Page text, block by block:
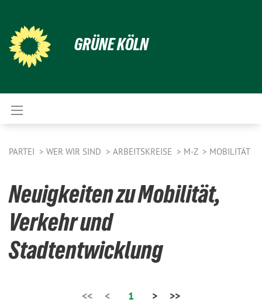
GRÜNE KÖLN
PARTEI WER WIR SIND ARBEITSKREISE M-Z MOBILITÄT
Neuigkeiten zu Mobilität,
Verkehr und
Stadtentwicklung
<< < 1 > >>